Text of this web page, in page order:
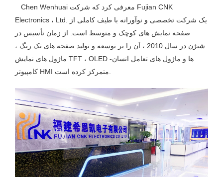
Chen Wenhuai معرفی کرد که شرکت Fujian CNK
Electronics ، Ltd. یک شرکت تخصصی و نوآورانه با طیف کاملی از
صفحه نمایش های کوچک و متوسط ​​است. از زمان تأسیس در
شنژن در سال 2010 ، آن را بر توسعه و تولید صفحه های تک رنگ ،
ماژول های نمایش TFT ، OLED ها و ماژول های تعامل انسان-
کامپیوتر HMI متمرکز کرده است.